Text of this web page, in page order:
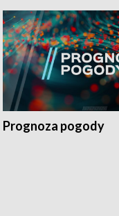
Prognoza pogody